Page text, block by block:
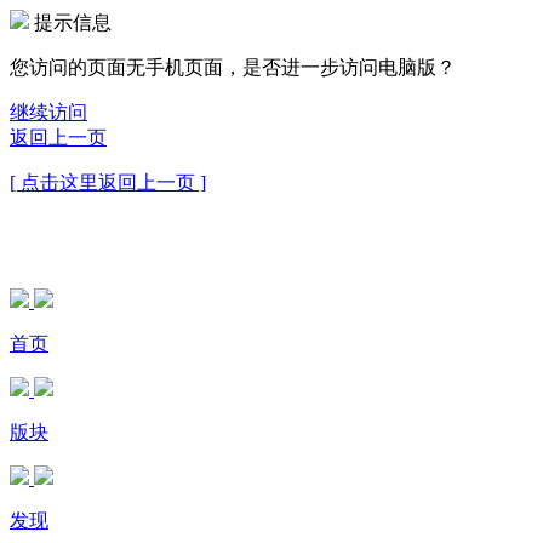
提示信息
您访问的页面无手机页面，是否进一步访问电脑版？
继续访问
返回上一页
[ 点击这里返回上一页 ]
首页
版块
发现